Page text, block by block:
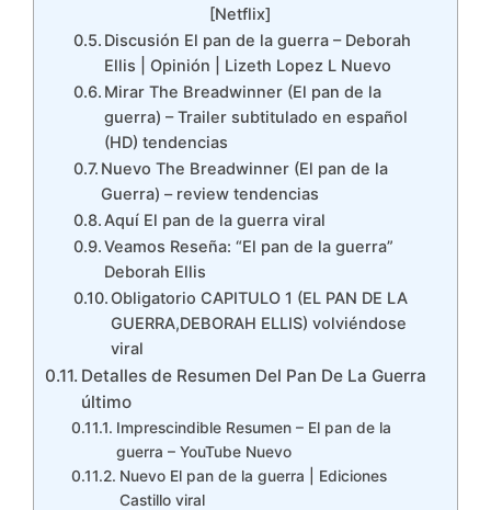
[Netflix]
Discusión El pan de la guerra – Deborah
Ellis | Opinión | Lizeth Lopez L Nuevo
Mirar The Breadwinner (El pan de la
guerra) – Trailer subtitulado en español
(HD) tendencias
Nuevo The Breadwinner (El pan de la
Guerra) – review tendencias
Aquí El pan de la guerra viral
Veamos Reseña: “El pan de la guerra”
Deborah Ellis
Obligatorio CAPITULO 1 (EL PAN DE LA
GUERRA,DEBORAH ELLIS) volviéndose
viral
Detalles de Resumen Del Pan De La Guerra
último
Imprescindible Resumen – El pan de la
guerra – YouTube Nuevo
Nuevo El pan de la guerra | Ediciones
Castillo viral